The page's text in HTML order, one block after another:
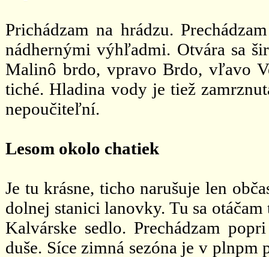
Prichádzam na hrádzu.
nádhernými výhľadmi. Otvára sa
Malinô brdo, vpravo Brdo, vľavo
tiché. Hladina vody je tiež
nepoučiteľní.
Lesom okolo chatiek
Je tu krásne, ticho narušuje len
dolnej stanici lanovky. Tu sa
Kalvárske sedlo. Prechádzam
duše. Síce zimná sezóna je v plnpm